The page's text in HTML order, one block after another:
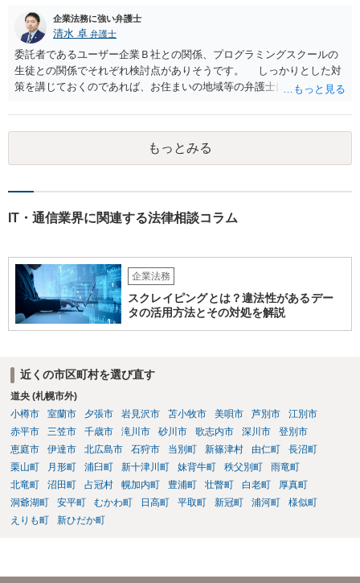
企業法務に強い弁護士
清水 卓 弁護士
委託者であるユーザー企業Ｂ社との関係、プログラミングスクールの
生徒との関係でそれぞれ検討点がありそうです。 しっかりとした対
策を講じておくのであれば、お住まいの地域等の弁護士に直接相談の
下さい。 (委託であるユーザー企業Ｂ社との関係) 例えば、 •プログラ
ミングスクールの生徒が開発案件に関わることを事前に把握•承諾して
いるか •準委任契約で要求される受託者の善管注意義務を果たせるか •
開発に関わった生徒がユーザー企業Ｂ社との間でプログラミングスク
ングスクールと生徒との間の契約関係•内容の整備（プログラミング講
や受託業務の遂行として扱われれないか（これらの対価としての給与•
報酬の発生の有無等） •生徒のミス等により発生した損害の責任の所在
（プログラミングスクールが責任を負う範囲、生徒が責任を負うこと
があるのか否か等） •開発案件に関わった生徒がユーザー企業の秘密を
漏洩しないような対策を講じる なお、インターネットを通じたプログ
術の教授」(いわゆるパソコン教室)に該当するか否かについて、消費者
庁及び経済産業省の検討の結果、「パソコンの操作に関する知識や技
術の教授と一体不可分とならない限り、『特定継続的役務』に該当し
ない」ことが明らかにされています。 【参考】インターネットを通じ
たプログラミング教育の提供が明確化されます~産業競争力強化法の
「グレーゾーン解消制度」の活用~（経済産業省サイト） https://www.
meti.go.jp/policy/jigyou_saisei/kyousouryoku_kyouka/shinjigyo-kaitaku
seidosuishin/press/141225_press.pdf
もっとみる
IT・通信業界に関連する法律相談コラム
企業法務
スクレイピングとは？違法性があるデー
タの活用方法とその対処を解説
近くの市区町村を選び直す
道央 (札幌市外)
小樽市
室蘭市 夕張市 岩見沢市 苫小牧市 美唄市 芦別市
江別市
赤平市
三笠市 千歳市 滝川市 砂川市 歌志内市 深川市
登別市
恵庭市
伊達市 北広島市 石狩市 当別町 新篠津村 由仁町
長沼町
栗山町
月形町 浦臼町 新十津川町 妹背牛町 秩父別町
雨竜町
北竜町
沼田町 占冠村 幌加内町 豊浦町 壮瞥町 白老町
厚真町
洞爺湖町
安平町 むかわ町 日高町 平取町 新冠町 浦河町
様似町
えりも町
新ひだか町